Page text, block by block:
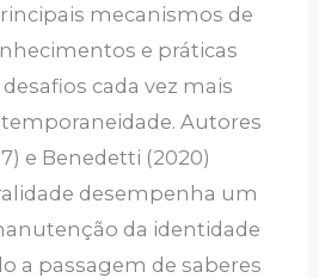
mecanismos de
e práticas
cada vez mais
Autores
e Benedetti (2020)
desempenha um
da identidade
a passagem de saberes